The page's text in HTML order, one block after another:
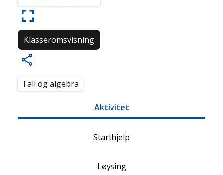
Klasseromsvisning
Tall og algebra
Aktivitet
Starthjelp
Løysing